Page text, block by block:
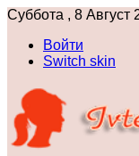
Суббота , 8 Август
Войти
Switch skin